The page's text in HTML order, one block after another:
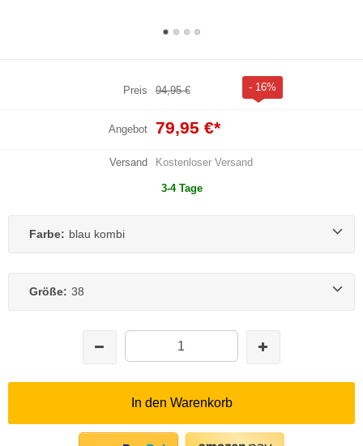
Preis 94,95 € - 16%
Angebot 79,95 €*
Versand Kostenloser Versand
3-4 Tage
Farbe: blau kombi
Größe: 38
In den Warenkorb